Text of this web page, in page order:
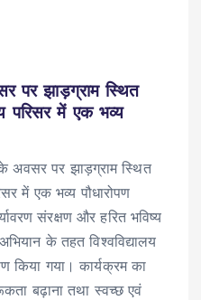
पर झाड़ग्राम स्थित
परिसर में एक भव्य
के अवसर पर झाड़ग्राम स्थित
में एक भव्य पौधारोपण
संरक्षण और हरित भविष्य
के तहत विश्वविद्यालय
किया गया। कार्यक्रम का
बढ़ाना तथा स्वच्छ एवं